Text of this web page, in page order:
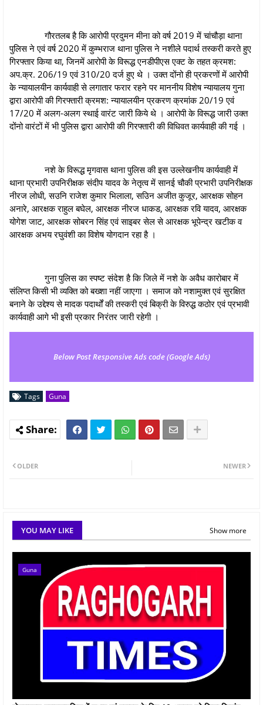
गौरतलब है कि आरोपी प्रदुमन मीना को वर्ष 2019 में चांचौड़ा थाना
पुलिस ने एवं वर्ष 2020 में कुम्भराज थाना पुलिस ने नशीले पदार्थ तस्करी करते हुए
गिरफ्तार किया था, जिनमें आरोपी के विरूद्ध एनडीपीएस एक्ट के तहत क्रमश:
अप.क्र. 206/19 एवं 310/20 दर्ज हुए थे । उक्त दोंनो ही प्रकरणों में आरोपी
के न्यायालयीन कार्यवाही से लगातार फरार रहने पर माननीय विशेष न्यायालय गुना
द्वारा आरोपी की गिरफ्तारी क्रमश: न्यायालयीन प्रकरण क्रमांक 20/19 एवं
17/20 में अलग-अलग स्थाई वारंट जारी किये थे । आरोपी के विरूद्ध जारी उक्त
दोंनो वारंटों में भी पुलिस द्वारा आरोपी की गिरफ्तारी की विधिवत कार्यवाही की गई ।
नशे के विरूद्ध मृगवास थाना पुलिस की इस उल्लेखनीय कार्यवाही में
थाना प्रभारी उपनिरीक्षक संदीप यादव के नेतृत्व में सानई चौकी प्रभारी उपनिरीक्षक
नीरज लोधी, सउनि राजेश कुमार भिलाला, सउिन अजीत कुजूर, आरक्षक सोहन
अनारे, आरक्षक राहुल बघेल, आरक्षक नीरज धाकड, आरक्षक रवि यादव, आरक्षक
योगेश जाट, आरक्षक सोबरन सिंह एवं साइबर सेल से आरक्षक भूपेन्द्र खटीक व
आरक्षक अभय रघुवंशी का विशेष योगदान रहा है ।
गुना पुलिस का स्पष्ट संदेश है कि जिले में नशे के अवैध कारोबार में
संलिप्त किसी भी व्यक्ति को बख्शा नहीं जाएगा । समाज को नशामुक्त एवं सुरक्षित
बनाने के उद्देश्य से मादक पदार्थों की तस्करी एवं बिक्री के विरुद्ध कठोर एवं प्रभावी
कार्यवाही आगे भी इसी प्रकार निरंतर जारी रहेगी ।
Below Post Responsive Ads code (Google Ads)
Tags Guna
NEWER
OLDER
YOU MAY LIKE Show more
Guna